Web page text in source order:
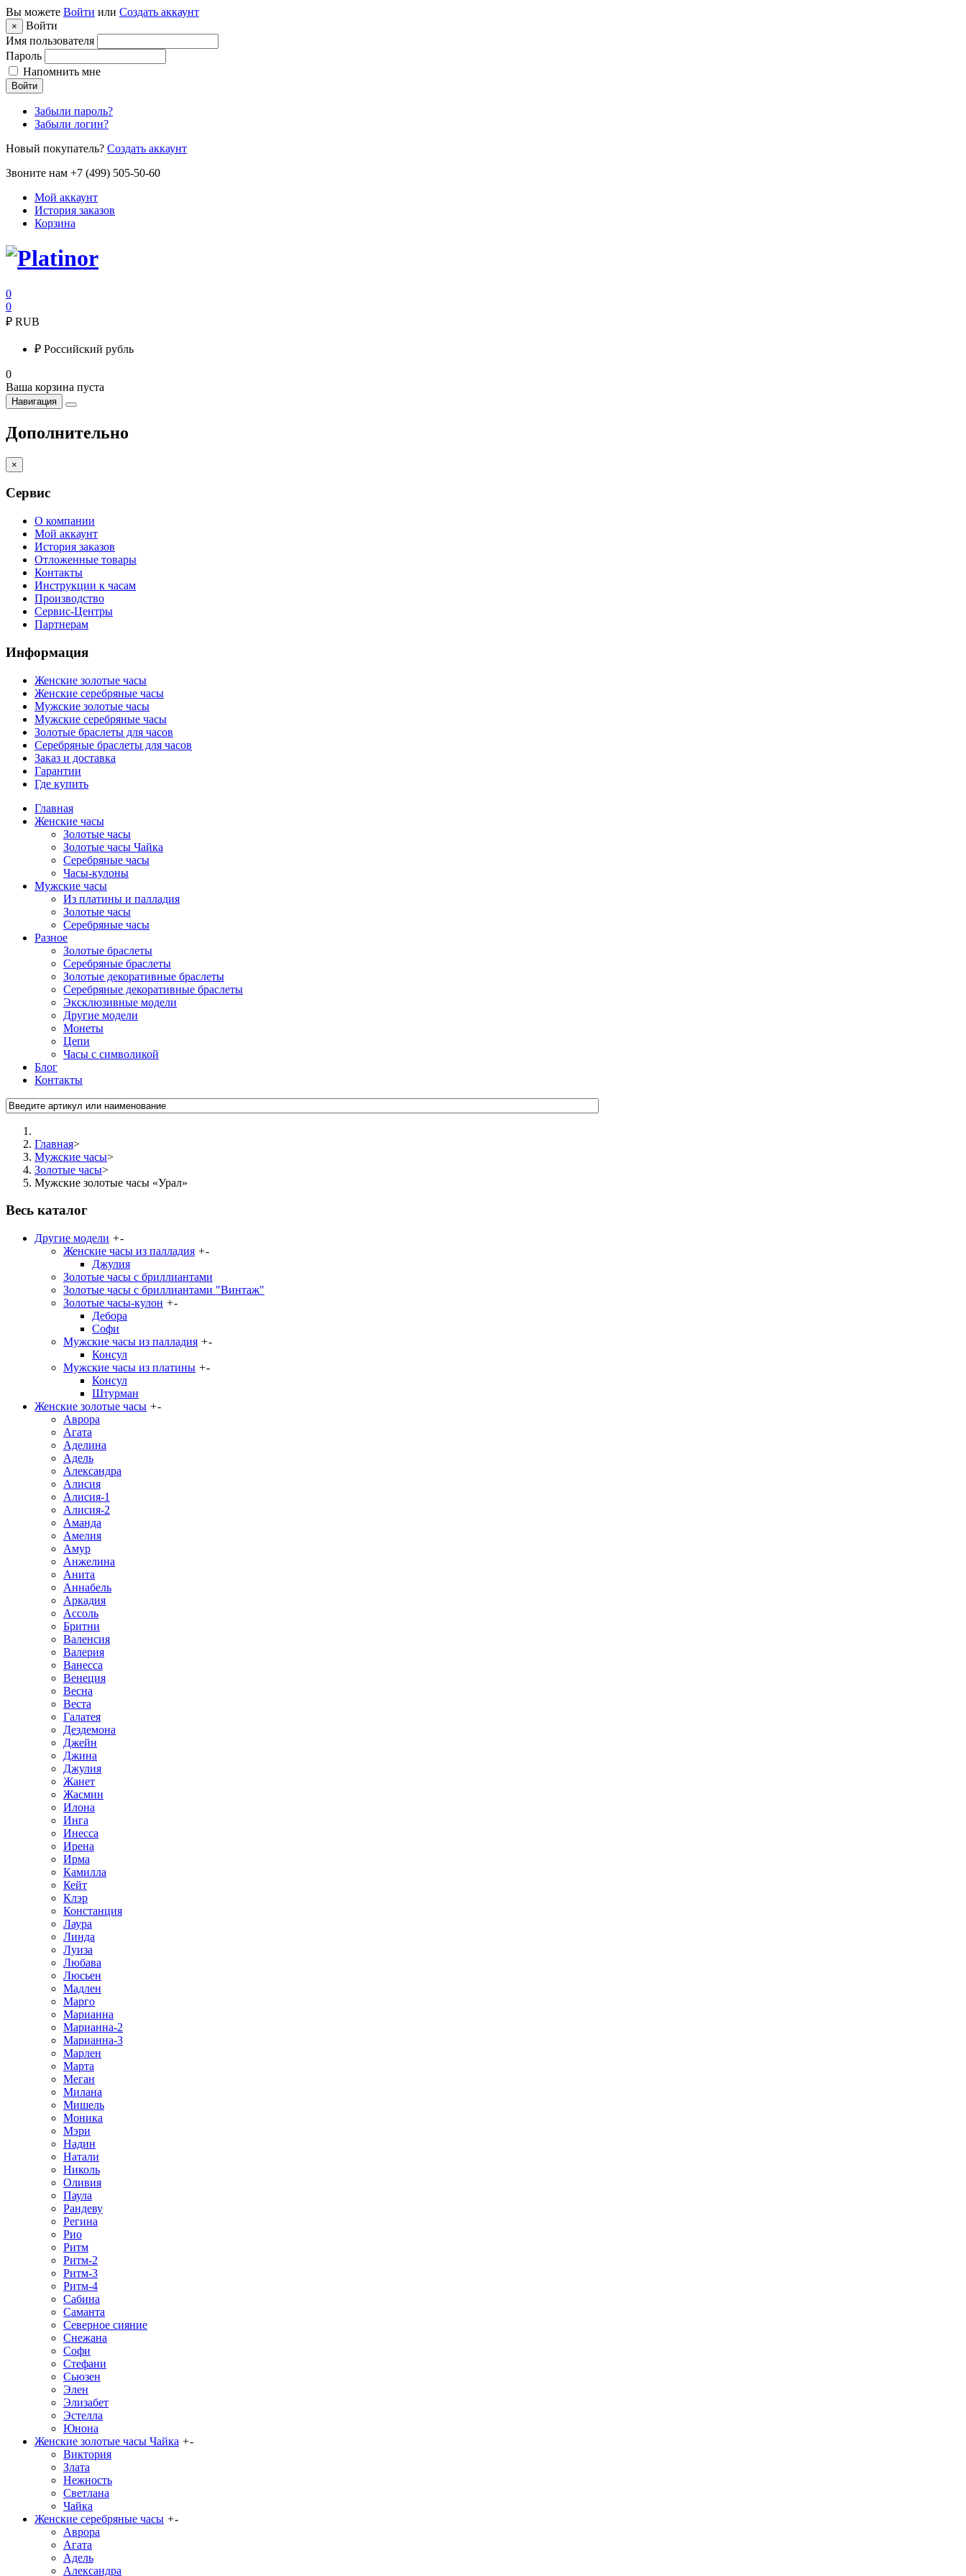
Вы можете Войти или Создать аккаунт
×
Войти
Имя пользователя
Пароль
Напомнить мне
Войти
Забыли пароль?
Забыли логин?
Новый покупатель? Создать аккаунт
Звоните нам +7 (499) 505-50-60
Мой аккаунт
История заказов
Корзина
0
0
₽ RUB
₽ Российский рубль
0
Ваша корзина пуста
Навигация
Дополнительно
×
Сервис
О компании
Мой аккаунт
История заказов
Отложенные товары
Контакты
Инструкции к часам
Производство
Сервис-Центры
Партнерам
Информация
Женские золотые часы
Женские серебряные часы
Мужские золотые часы
Мужские серебряные часы
Золотые браслеты для часов
Серебряные браслеты для часов
Заказ и доставка
Гарантии
Где купить
Главная
Женские часы
Золотые часы
Золотые часы Чайка
Серебряные часы
Часы-кулоны
Мужские часы
Из платины и палладия
Золотые часы
Серебряные часы
Разное
Золотые браслеты
Серебряные браслеты
Золотые декоративные браслеты
Серебряные декоративные браслеты
Эксклюзивные модели
Другие модели
Монеты
Цепи
Часы с символикой
Блог
Контакты
Главная>
Мужские часы>
Золотые часы>
Мужские золотые часы «Урал»
Весь каталог
Другие модели +-
Женские часы из палладия +-
Джулия
Золотые часы с бриллиантами
Золотые часы с бриллиантами "Винтаж"
Золотые часы-кулон +-
Дебора
Софи
Мужские часы из палладия +-
Консул
Мужские часы из платины +-
Консул
Штурман
Женские золотые часы +-
Аврора
Агата
Аделина
Адель
Александра
Алисия
Алисия-1
Алисия-2
Аманда
Амелия
Амур
Анжелина
Анита
Аннабель
Аркадия
Ассоль
Бритни
Валенсия
Валерия
Ванесса
Венеция
Весна
Веста
Галатея
Дездемона
Джейн
Джина
Джулия
Жанет
Жасмин
Илона
Инга
Инесса
Ирена
Ирма
Камилла
Кейт
Клэр
Констанция
Лаура
Линда
Луиза
Любава
Люсьен
Мадлен
Марго
Марианна
Марианна-2
Марианна-3
Марлен
Марта
Меган
Милана
Мишель
Моника
Мэри
Надин
Натали
Николь
Оливия
Паула
Рандеву
Регина
Рио
Ритм
Ритм-2
Ритм-3
Ритм-4
Сабина
Саманта
Северное сияние
Снежана
Софи
Стефани
Сьюзен
Элен
Элизабет
Эстелла
Юнона
Женские золотые часы Чайка +-
Виктория
Злата
Нежность
Светлана
Чайка
Женские серебряные часы +-
Аврора
Агата
Адель
Александра